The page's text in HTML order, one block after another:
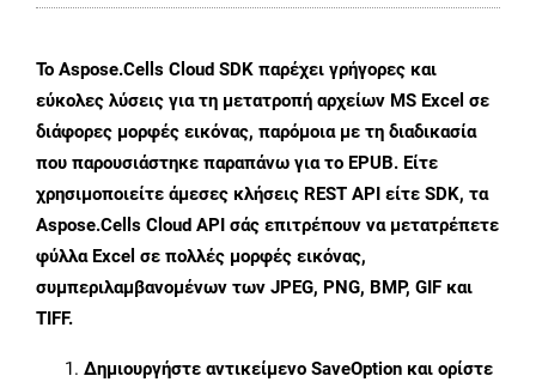
Το Aspose.Cells Cloud SDK παρέχει γρήγορες και
εύκολες λύσεις για τη μετατροπή αρχείων MS Excel σε
διάφορες μορφές εικόνας, παρόμοια με τη διαδικασία
που παρουσιάστηκε παραπάνω για το EPUB. Είτε
χρησιμοποιείτε άμεσες κλήσεις REST API είτε SDK, τα
Aspose.Cells Cloud API σάς επιτρέπουν να μετατρέπετε
φύλλα Excel σε πολλές μορφές εικόνας,
συμπεριλαμβανομένων των JPEG, PNG, BMP, GIF και
TIFF.
Δημιουργήστε αντικείμενο SaveOption και ορίστε